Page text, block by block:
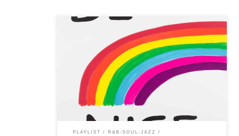
Playlist dal gusto molto Hip-Hop e Rap, con un tocco di
Jazz, un po’ di Soul e R&B e un pizzico di Pop e Rock
che non può mai mancare. Che sound ragazzi, o
meglio: che sound Bro! Spacca! Yeah! Non me ne
vengono tante così, sono tutti generi che […]
PLAYLIST
R&B-SOUL-JAZZ